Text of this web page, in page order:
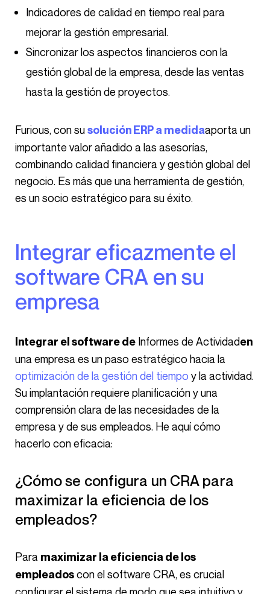
Indicadores de calidad en tiempo real para
mejorar la gestión empresarial.
Sincronizar los aspectos financieros con la
gestión global de la empresa, desde las ventas
hasta la gestión de proyectos.
Furious, con susolución ERP a medidaaporta un
importante valor añadido a las asesorías,
combinando calidad financiera y gestión global del
negocio. Es más que una herramienta de gestión,
es un socio estratégico para su éxito.
Integrar eficazmente el
software CRA en su
empresa
Integrar el software de Informes de Actividaden
una empresa es un paso estratégico hacia la
optimización de la gestión del tiempo y la actividad.
Su implantación requiere planificación y una
comprensión clara de las necesidades de la
empresa y de sus empleados. He aquí cómo
hacerlo con eficacia:
¿Cómo se configura un CRA para
maximizar la eficiencia de los
empleados?
Para maximizar la eficiencia de los
empleadoscon el software CRA, es crucial